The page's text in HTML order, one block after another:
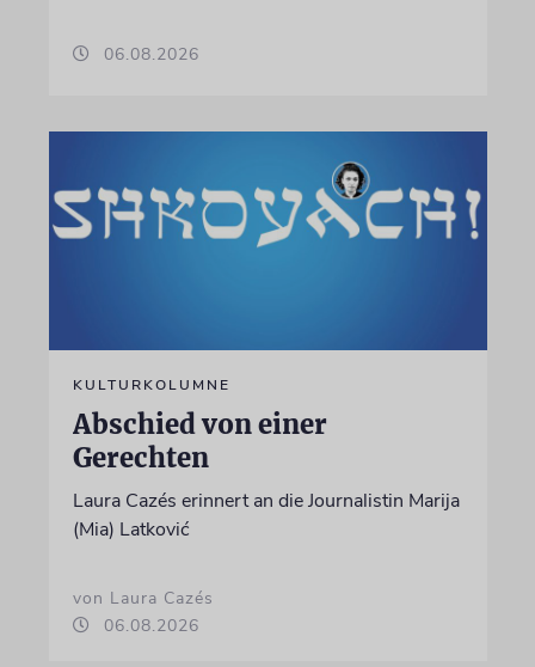
06.08.2026
KULTURKOLUMNE
Abschied von einer
Gerechten
Laura Cazés erinnert an die Journalistin Marija
(Mia) Latković
von Laura Cazés
06.08.2026